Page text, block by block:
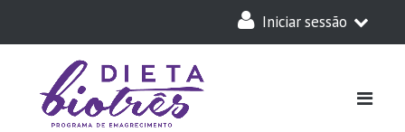
Iniciar sessão